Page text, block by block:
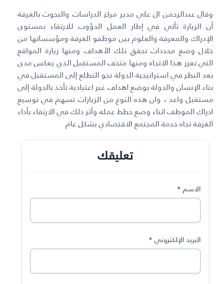
وقال عبدالرحمن ال علي مدير مركز الدراسات والبحوث بالغرفة
أن الزيارة تأتي في إطار العمل الدؤوب للارتقاء بمستوى
الإدراك والمعرفة والعلوم بين موظفو الغرفة ومؤسساتها من
خلال وضع محددات تحقق تلك الأهداف ومنها زيارة المواقع
التي تعزز هذا الاتجاه ومنها متحف المستقبل الذي يعكس مدى
بعد النظر في استراتيجية الدولة نحو التطلع إلى المستقبل في
بناء الإنسان والدولة بوضع اهداف غير اعتيادية تأخذ بالدولة إلى
مستقبل واعد ، وان هذه النوع من الزيارات تسهم في توسيع
ادراك الموظف اثناء وضع خطط عمله وأثر ذلك في الارتقاء بأداء
الغرفة تجاه خدمة المجتمع الاقتصادي بشكل عام
تعليقك
الاسم *
البريد الإلكتروني *